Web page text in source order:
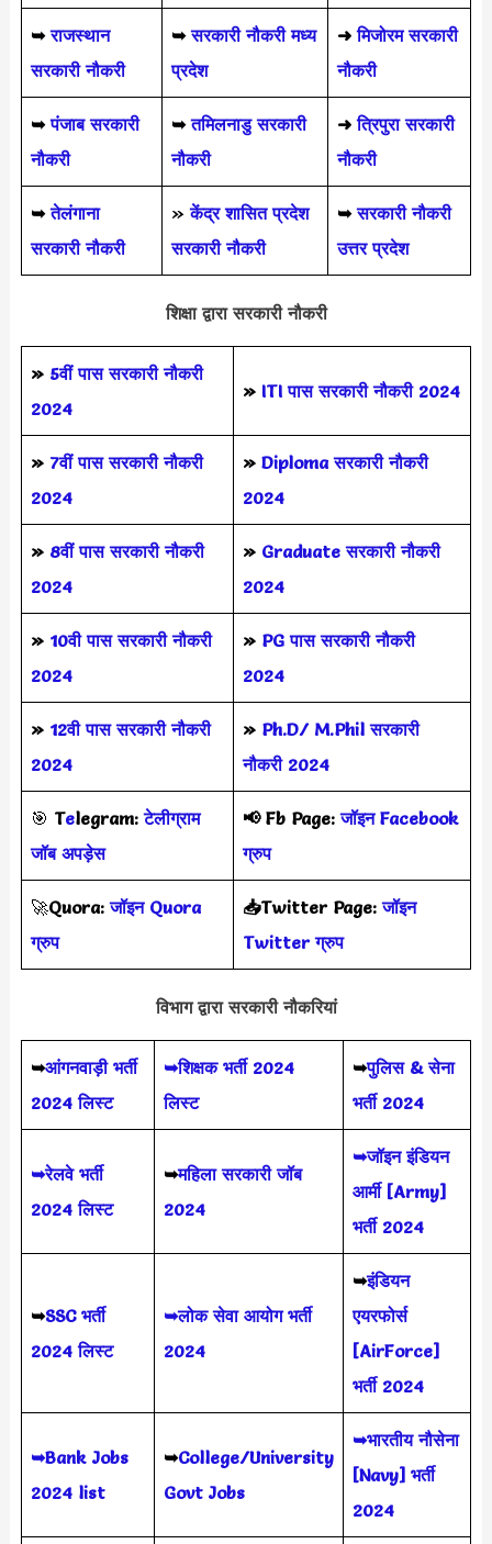
➥ राजस्थान
सरकारी नौकरी
➥सरकारी नौकरी मध्य
प्रदेश
➜मिजोरम सरकारी
नौकरी
➥ पंजाब सरकारी
नौकरी
➥ तमिलनाडु सरकारी
नौकरी
➜ त्रिपुरा सरकारी
नौकरी
➥तेलंगाना
सरकारी नौकरी
»केंद्र शासित प्रदेश
सरकारी नौकरी
➥ सरकारी नौकरी
उत्तर प्रदेश
शिक्षा द्वारा सरकारी नौकरी
» 5वीं पास सरकारी नौकरी
2024
» ITI पास सरकारी नौकरी 2024
» 7वीं पास सरकारी नौकरी
2024
» Diploma सरकारी नौकरी
2024
» 8वीं पास सरकारी नौकरी
2024
» Graduate सरकारी नौकरी
2024
» 10वी पास सरकारी नौकरी
2024
» PG पास सरकारी नौकरी
2024
» 12वी पास सरकारी नौकरी
2024
» Ph.D/ M.Phil सरकारी
नौकरी 2024
🎯 Telegram: टेलीग्राम
जॉब अपड़ेस
📢 Fb Page:जॉइन Facebook
ग्रुप
🚀Quora:जॉइन Quora
ग्रुप
📥Twitter Page:जॉइन
Twitter ग्रुप
विभाग द्वारा सरकारी नौकरियां
➥आंगनवाड़ी भर्ती
2024 लिस्ट
➥शिक्षक भर्ती 2024
लिस्ट
➥पुलिस & सेना
भर्ती 2024
➥रेलवे भर्ती
2024 लिस्ट
➥महिला सरकारी जॉब
2024
➥जॉइन इंडियन
आर्मी [Army]
भर्ती 2024
➥SSC भर्ती
2024 लिस्ट
➥लोक सेवा आयोग भर्ती
2024
➥इंडियन
एयरफोर्स
[AirForce]
भर्ती 2024
➥Bank Jobs
2024 list
➥College/University
Govt Jobs
➥भारतीय नौसेना
[Navy] भर्ती
2024